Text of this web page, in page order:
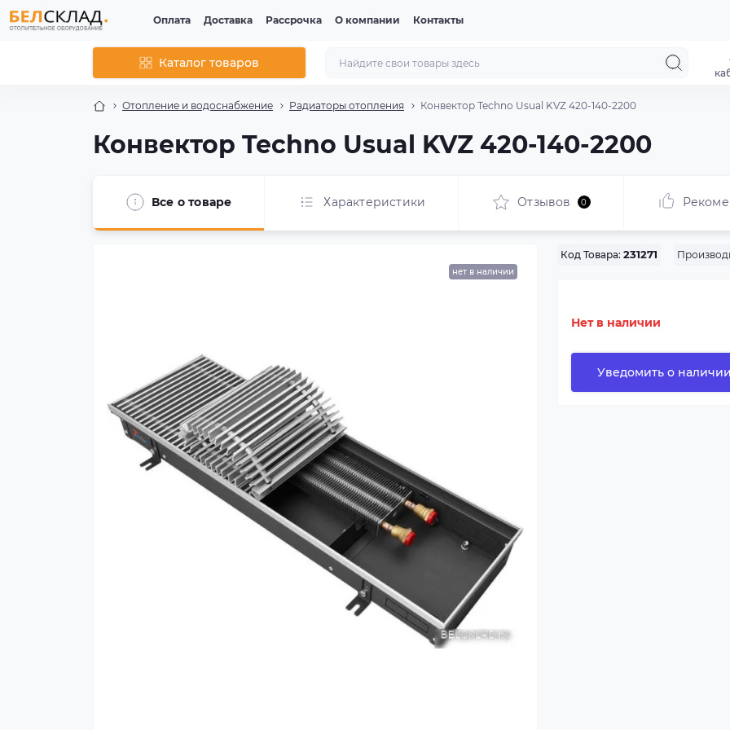
Оплата Доставка Рассрочка О компании Контакты
Каталог товаров
Отопление и водоснабжение Радиаторы отопления Конвектор Techno Usual KVZ 420-140-2200
Конвектор Techno Usual KVZ 420-140-2200
Все о товаре Характеристики Отзывов 0
нет в наличии
Код Товара: 231271
Нет в наличии
Уведомить о